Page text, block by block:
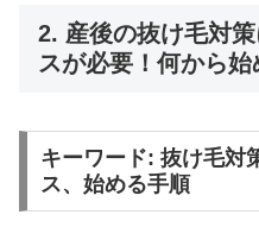
2. 産後の抜け毛対
スが必要！何から始
キーワード: 抜け毛対
ス、始める手順